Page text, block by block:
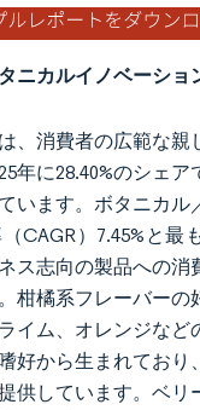
ニカルイノベーショ
、消費者の広範な親
年に28.40%のシェ
います。ボタニカル
CAGR）7.45%と最
ス志向の製品への消
柑橘系フレーバーの
イム、オレンジなど
好から生まれており
供しています。ベリ